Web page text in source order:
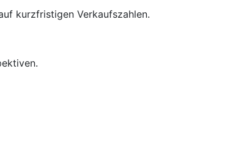
kurzfristigen Verkaufszahlen.